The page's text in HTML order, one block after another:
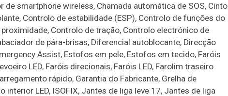
smartphone wireless, Chamada automática de SOS, Cinto
Controlo de estabilidade (ESP), Controlo de funções do
Controlo de tração, Controlo electrónico de
de pára-brisas, Diferencial autoblocante, Direcção
Assist, Estofos em pele, Estofos em tecido, Faróis
LED, Faróis direcionais, Faróis LED, Farolim traseiro
rápido, Garantia do Fabricante, Grelha de
LED, ISOFIX, Jantes de liga leve 17, Jantes de liga